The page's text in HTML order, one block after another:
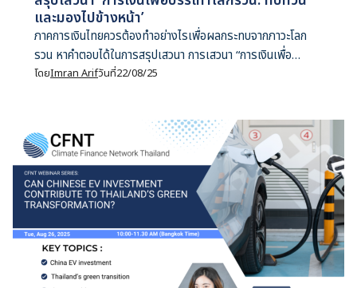
และมองไปข้างหน้า’
ภาคการเงินไทยควรต้องทำอย่างไรเพื่อผลกระทบจากภาวะโลก
รวน หาคำตอบได้ในการสรุปเสวนา การเสวนา “การเงินเพื่อ
บรรเทาโลกรวน: ทบทวนและมองไปข้างหน้า”
โดยImran Arifวันที่22/08/25